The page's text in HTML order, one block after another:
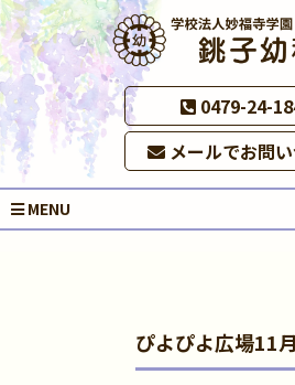
0479-24-
メールでお問
MENU
ぴよぴよ広場11